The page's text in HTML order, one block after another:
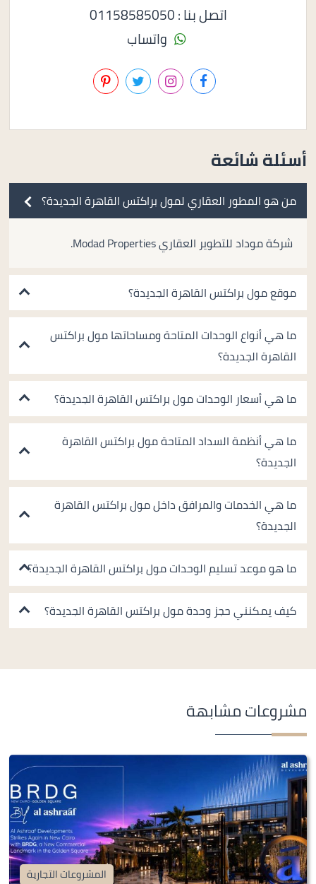
اتصل بنا : 01158585050
واتساب
أسئلة شائعة
من هو المطور العقاري لمول براكتس القاهرة الجديدة؟
شركة موداد للتطوير العقاري Modad Properties.
موقع مول براكتس القاهرة الجديدة؟
ما هي أنواع الوحدات المتاحة ومساحاتها مول براكتس
القاهرة الجديدة؟
ما هي أسعار الوحدات مول براكتس القاهرة الجديدة؟
ما هي أنظمة السداد المتاحة مول براكتس القاهرة
الجديدة؟
ما هي الخدمات والمرافق داخل مول براكتس القاهرة
الجديدة؟
ما هو موعد تسليم الوحدات مول براكتس القاهرة الجديدة؟
كيف يمكنني حجز وحدة مول براكتس القاهرة الجديدة؟
مشروعات مشابهة
المشروعات التجارية